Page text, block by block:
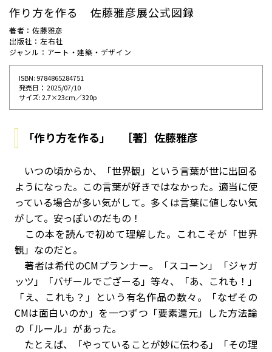
作り方を作る 佐藤雅彦展公式図録
著者：佐藤雅彦
出版社：左右社
ジャンル：アート・建築・デザイン
ISBN: 9784865284751
発売⽇： 2025/07/10
サイズ: 2.7×23cm／320p
「作り方を作る」 ［著］佐藤雅彦
いつの頃からか、「世界観」という言葉が世に出回る
ようになった。この言葉が好きではなかった。適当に使
っている場合が多い気がして。多くは言葉に値しない気
がして。安っぽいのだもの！
この本を読んで初めて理解した。これこそが「世界
観」なのだと。
著者は希代のCMプランナー。「スコーン」「ジャガ
ッツ」「バザールでござーる」等々、「あ、これも！」
「え、これも？」という有名作品の数々。「なぜその
CMは面白いのか」を一つずつ「要素還元」した方法論
の「ルール」があった。
たとえば、「やっていることが妙に伝わる」「その理